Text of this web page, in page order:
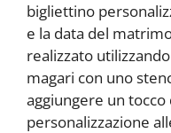
bigliettino
e la data del
realizzato
magari con uno
aggiungere un tocco
personalizzazione